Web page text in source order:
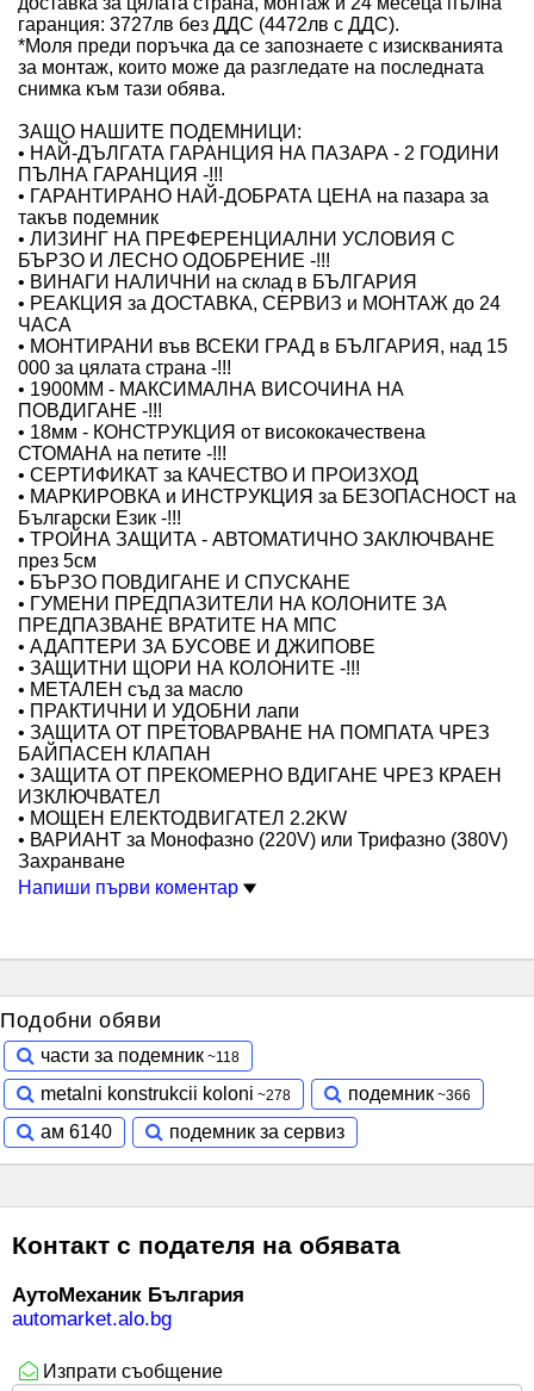
гаранция: 3727лв без ДДС (4472лв с ДДС).
*Моля преди поръчка да се запознаете с изискванията
за монтаж, които може да разгледате на последната
снимка към тази обява.
ЗАЩО НАШИТЕ ПОДЕМНИЦИ:
• НАЙ-ДЪЛГАТА ГАРАНЦИЯ НА ПАЗАРА - 2 ГОДИНИ
ПЪЛНА ГАРАНЦИЯ -!!!
• ГАРАНТИРАНО НАЙ-ДОБРАТА ЦЕНА на пазара за
такъв подемник
• ЛИЗИНГ НА ПРЕФЕРЕНЦИАЛНИ УСЛОВИЯ С
БЪРЗО И ЛЕСНО ОДОБРЕНИЕ -!!!
• ВИНАГИ НАЛИЧНИ на склад в БЪЛГАРИЯ
• РЕАКЦИЯ за ДОСТАВКА, СЕРВИЗ и МОНТАЖ до 24
ЧАСА
• МОНТИРАНИ във ВСЕКИ ГРАД в БЪЛГАРИЯ, над 15
000 за цялата страна -!!!
• 1900ММ - МАКСИМАЛНА ВИСОЧИНА НА
ПОВДИГАНЕ -!!!
• 18мм - КОНСТРУКЦИЯ от висококачествена
СТОМАНА на петите -!!!
• СЕРТИФИКАТ за КАЧЕСТВО И ПРОИЗХОД
• МАРКИРОВКА и ИНСТРУКЦИЯ за БЕЗОПАСНОСТ на
Български Език -!!!
• ТРОЙНА ЗАЩИТА - АВТОМАТИЧНО ЗАКЛЮЧВАНЕ
през 5см
• БЪРЗО ПОВДИГАНЕ И СПУСКАНЕ
• ГУМЕНИ ПРЕДПАЗИТЕЛИ НА КОЛОНИТЕ ЗА
ПРЕДПАЗВАНЕ ВРАТИТЕ НА МПС
• АДАПТЕРИ ЗА БУСОВЕ И ДЖИПОВЕ
• ЗАЩИТНИ ЩОРИ НА КОЛОНИТЕ -!!!
• МЕТАЛЕН съд за масло
• ПРАКТИЧНИ И УДОБНИ лапи
• ЗАЩИТА ОТ ПРЕТОВАРВАНЕ НА ПОМПАТА ЧРЕЗ
БАЙПАСЕН КЛАПАН
• ЗАЩИТА ОТ ПРЕКОМЕРНО ВДИГАНЕ ЧРЕЗ КРАЕН
ИЗКЛЮЧВАТЕЛ
• МОЩЕН ЕЛЕКТОДВИГАТЕЛ 2.2KW
• ВАРИАНТ за Монофазно (220V) или Трифазно (380V)
Захранване
Напиши първи коментар
Подобни обяви
части за подемник
metalni konstrukcii koloni
подемник
ам 6140
подемник за сервиз
Контакт с подателя на обявата
АутоМеханик България
automarket.alo.bg
Изпрати съобщение